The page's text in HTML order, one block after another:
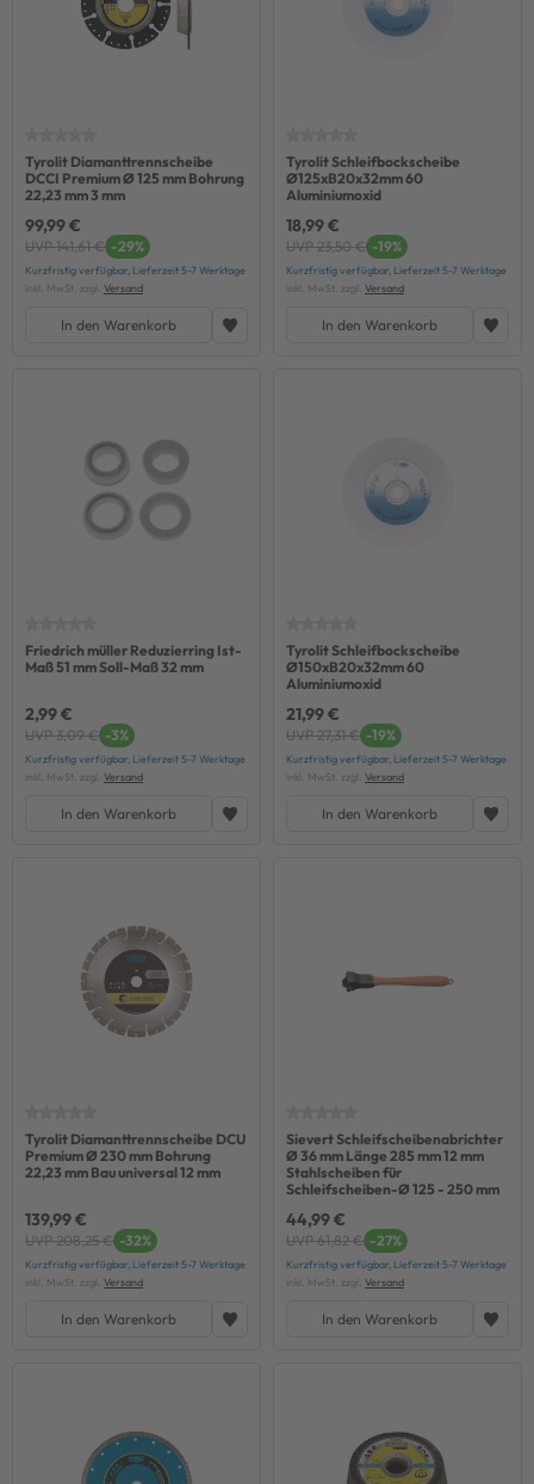
Tyrolit Diamanttrennscheibe
DCCI Premium Ø 125 mm Bohrung
22,23 mm 3 mm
99,99 €
UVP 141,61 € -29%
Kurzfristig verfügbar, Lieferzeit 5-7 Werktage
inkl. MwSt. zzgl. Versand
In den Warenkorb
Tyrolit Schleifbockscheibe
Ø125xB20x32mm 60
Aluminiumoxid
18,99 €
UVP 23,50 € -19%
Kurzfristig verfügbar, Lieferzeit 5-7 Werktage
inkl. MwSt. zzgl. Versand
In den Warenkorb
Friedrich müller Reduzierring Ist-
Maß 51 mm Soll-Maß 32 mm
2,99 €
UVP 3,09 € -3%
Kurzfristig verfügbar, Lieferzeit 5-7 Werktage
inkl. MwSt. zzgl. Versand
In den Warenkorb
Tyrolit Schleifbockscheibe
Ø150xB20x32mm 60
Aluminiumoxid
21,99 €
UVP 27,31 € -19%
Kurzfristig verfügbar, Lieferzeit 5-7 Werktage
inkl. MwSt. zzgl. Versand
In den Warenkorb
Tyrolit Diamanttrennscheibe DCU
Premium Ø 230 mm Bohrung
22,23 mm Bau universal 12 mm
139,99 €
UVP 208,25 € -32%
Kurzfristig verfügbar, Lieferzeit 5-7 Werktage
inkl. MwSt. zzgl. Versand
In den Warenkorb
Sievert Schleifscheibenabrichter
Ø 36 mm Länge 285 mm 12 mm
Stahlscheiben für
Schleifscheiben-Ø 125 - 250 mm
44,99 €
UVP 61,82 € -27%
Kurzfristig verfügbar, Lieferzeit 5-7 Werktage
inkl. MwSt. zzgl. Versand
In den Warenkorb